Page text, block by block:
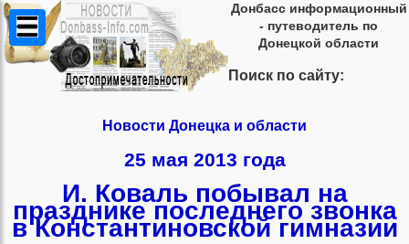
Донбасс информационный
- путеводитель по
Донецкой области
Поиск по сайту:
Новости Донецка и области
25 мая 2013 года
И. Коваль побывал на
празднике последнего звонка
в Константиновской гимназии